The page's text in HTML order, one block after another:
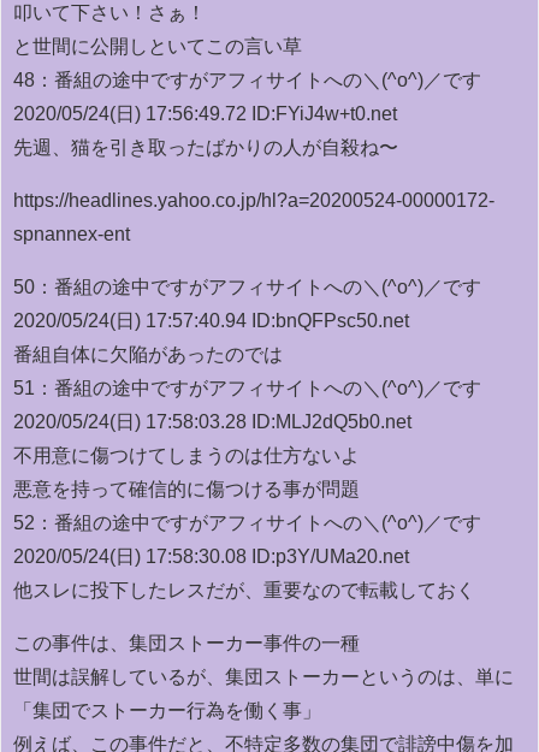
叩いて下さい！さぁ！
と世間に公開しといてこの言い草
48： 番組の途中ですがアフィサイトへの＼(^o^)／です
2020/05/24(日) 17:56:49.72 ID:FYiJ4w+t0.net
先週、猫を引き取ったばかりの人が自殺ね〜
https://headlines.yahoo.co.jp/hl?a=20200524-00000172-
spnannex-ent
50： 番組の途中ですがアフィサイトへの＼(^o^)／です
2020/05/24(日) 17:57:40.94 ID:bnQFPsc50.net
番組自体に欠陥があったのでは
51： 番組の途中ですがアフィサイトへの＼(^o^)／です
2020/05/24(日) 17:58:03.28 ID:MLJ2dQ5b0.net
不用意に傷つけてしまうのは仕方ないよ
悪意を持って確信的に傷つける事が問題
52： 番組の途中ですがアフィサイトへの＼(^o^)／です
2020/05/24(日) 17:58:30.08 ID:p3Y/UMa20.net
他スレに投下したレスだが、重要なので転載しておく
この事件は、集団ストーカー事件の一種
世間は誤解しているが、集団ストーカーというのは、単に
「集団でストーカー行為を働く事」
例えば、この事件だと、不特定多数の集団で誹謗中傷を加